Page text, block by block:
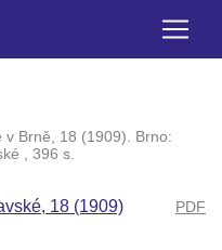
Brně, 18 (1909). Brno:
, 396 s.
18 (1909) PDF